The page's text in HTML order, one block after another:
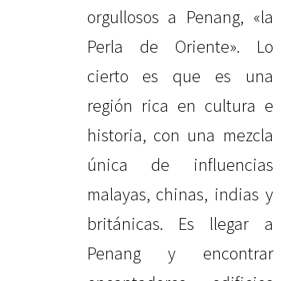
orgullosos a Penang, «la
Perla de Oriente». Lo
cierto es que es una
región rica en cultura e
historia, con una mezcla
única de influencias
malayas, chinas, indias y
británicas. Es llegar a
Penang y encontrar